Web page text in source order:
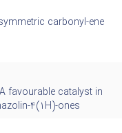
carbonyl-ene
favourable catalyst in
4(1H)-ones